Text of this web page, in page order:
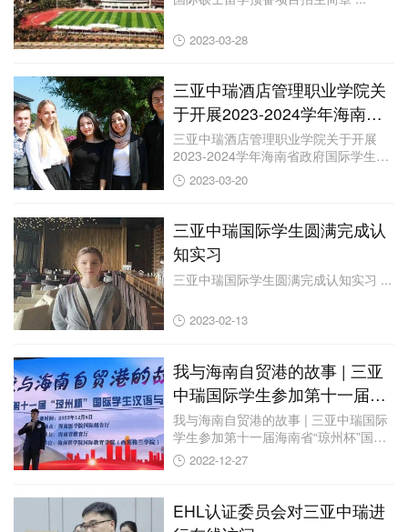
2023-03-28
三亚中瑞酒店管理职业学院关
于开展2023-2024学年海南省
政府国际学生奖学金申请的通
知
三亚中瑞酒店管理职业学院关于开展
2023-2024学年海南省政府国际学生奖
学金申...
2023-03-20
三亚中瑞国际学生圆满完成认
知实习
三亚中瑞国际学生圆满完成认知实习 ...
2023-02-13
我与海南自贸港的故事 | 三亚
中瑞国际学生参加第十一届海
南省“琼州杯”国际学生汉语与
才艺大赛喜获佳绩
我与海南自贸港的故事 | 三亚中瑞国际
学生参加第十一届海南省“琼州杯”国际
学生汉...
2022-12-27
EHL认证委员会对三亚中瑞进